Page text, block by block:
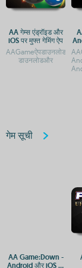
AA गेम्स एंड्रॉइड और
iOS पर मुफ्त गेमिंग ऐप
डाउनलोडऔर
गेम सूची
AA Game:Down -
Android और iOS पर